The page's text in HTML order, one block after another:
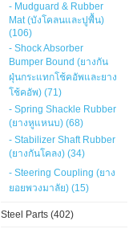
- Mudguard & Rubber
Mat (บังโคลนและปูพื้น)
(106)
- Shock Absorber
Bumper Bound (ยางกัน
ฝุ่นกระแทกโช้คอัพและยาง
โช้คอัพ) (71)
- Spring Shackle Rubber
(ยางหูแหนบ) (68)
- Stabilizer Shaft Rubber
(ยางกันโคลง) (34)
- Steering Coupling (ยาง
ยอยพวงมาลัย) (15)
Steel Parts (402)